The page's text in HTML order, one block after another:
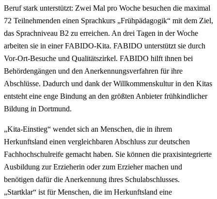
Beruf stark unterstützt: Zwei Mal pro Woche besuchen die maximal
72 Teilnehmenden einen Sprachkurs „Frühpädagogik“ mit dem Ziel,
das Sprachniveau B2 zu erreichen. An drei Tagen in der Woche
arbeiten sie in einer FABIDO-Kita. FABIDO unterstützt sie durch
Vor-Ort-Besuche und Qualitätszirkel. FABIDO hilft ihnen bei
Behördengängen und den Anerkennungsverfahren für ihre
Abschlüsse. Dadurch und dank der Willkommenskultur in den Kitas
entsteht eine enge Bindung an den größten Anbieter frühkindlicher
Bildung in Dortmund.
„Kita-Einstieg“ wendet sich an Menschen, die in ihrem
Herkunftsland einen vergleichbaren Abschluss zur deutschen
Fachhochschulreife gemacht haben. Sie können die praxisintegrierte
Ausbildung zur Erzieherin oder zum Erzieher machen und
benötigen dafür die Anerkennung ihres Schulabschlusses.
„Startklar“ ist für Menschen, die im Herkunftsland eine